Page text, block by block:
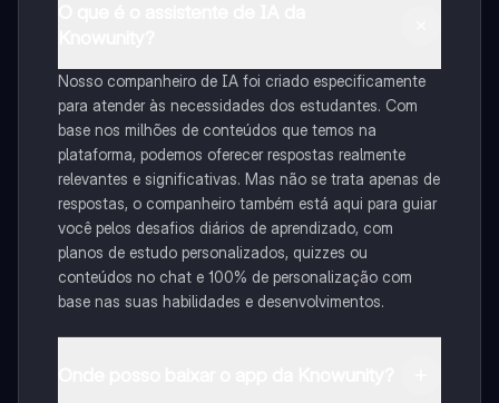
Nosso companheiro de IA foi criado especificamente
para atender às necessidades dos estudantes. Com
base nos milhões de conteúdos que temos na
plataforma, podemos oferecer respostas realmente
relevantes e significativas. Mas não se trata apenas de
respostas, o companheiro também está aqui para guiar
você pelos desafios diários de aprendizado, com
planos de estudo personalizados, quizzes ou
conteúdos no chat e 100% de personalização com
base nas suas habilidades e desenvolvimentos.